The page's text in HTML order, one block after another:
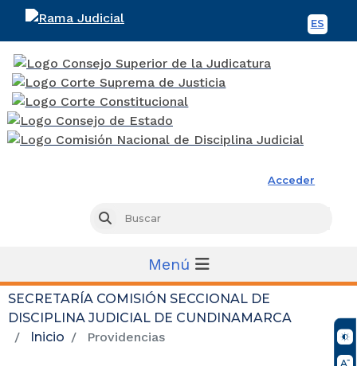
ES
Acceder
Buscar
Menú
SECRETARÍA COMISIÓN SECCIONAL DE
DISCIPLINA JUDICIAL DE CUNDINAMARCA
Inicio
Providencias